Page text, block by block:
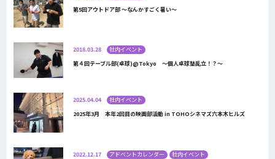
第5回アウトドア部 ～なんかすごく暑い～
2018.03.28
社内イベント
第４回テーブル部(卓球)@Tokyo ～個人卓球塾乱立！？～
2025.04.04
社内イベント
2025年3月 本年2回目の映画部活動 in TOHOシネマズ六本木ヒルズ
2022.12.17 アドベントカレンダー
社内イベント